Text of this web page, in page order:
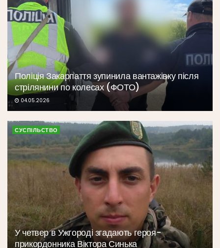
Поліція Закарпаття зупинила вантажівку після
стрілянини по колесах (ФОТО)
04.05.2026
СУСПІЛЬСТВО
У четвер в Ужгороді згадають героя-
прикордонника Віктора Синька